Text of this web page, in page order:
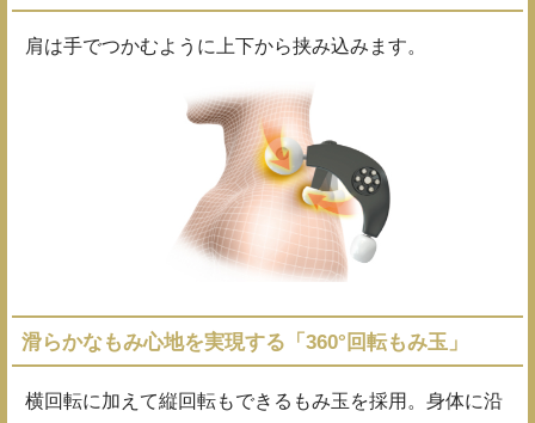
肩は手でつかむように上下から挟み込みます。
滑らかなもみ心地を実現する「360°回転もみ玉」
横回転に加えて縦回転もできるもみ玉を採用。身体に沿